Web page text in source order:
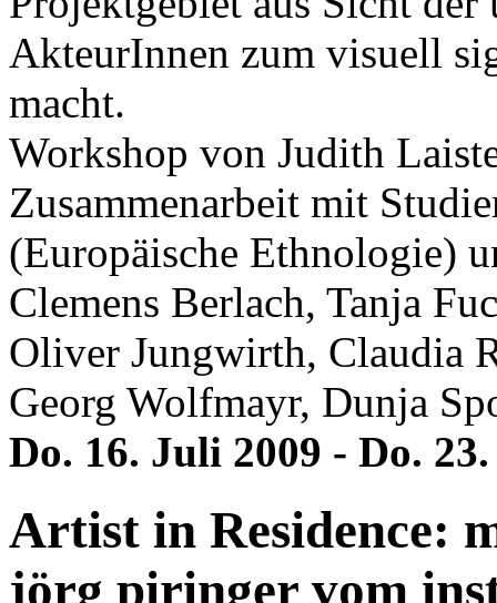
AkteurInnen zum visuell
macht.
Workshop von Judith
Zusammenarbeit mit
(Europäische Ethnologie)
Clemens Berlach, Tanja
Oliver Jungwirth, Claudia
Georg Wolfmayr, Dunja
Do. 16. Juli 2009 - Do.
Artist in Residence:
jörg piringer vom